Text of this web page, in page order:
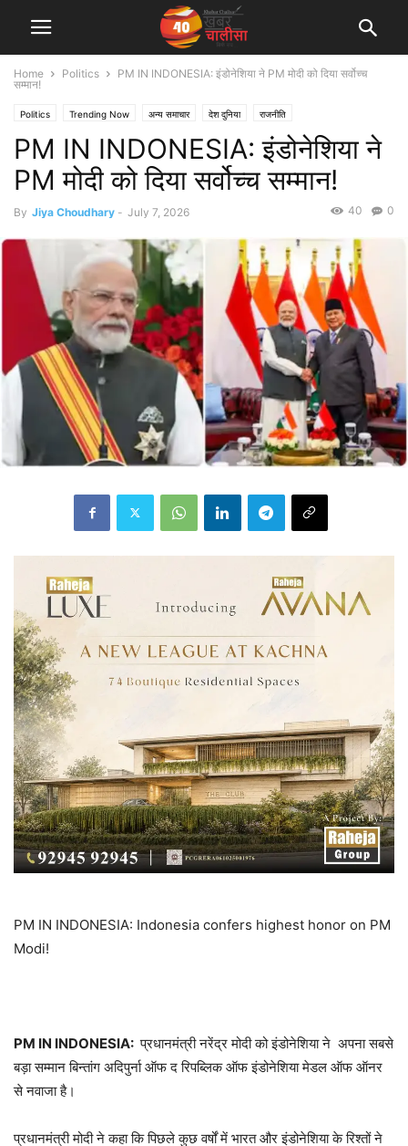
Home Politics
PM IN INDONESIA: इंडोनेशिया ने PM मोदी को दिया सर्वोच्च
सम्मान!
Politics Trending Now अन्य समाचार देश दुनिया राजनीति
PM IN INDONESIA: इंडोनेशिया ने
PM मोदी को दिया सर्वोच्च सम्मान!
By Jiya Choudhary - July 7, 2026 0
40
PM IN INDONESIA: Indonesia confers highest honor on PM
Modi!
PM IN INDONESIA: प्रधानमंत्री नरेंद्र मोदी को इंडोनेशिया ने अपना सबसे
बड़ा सम्मान बिन्तांग अदिपुर्ना ऑफ द रिपब्लिक ऑफ इंडोनेशिया मेडल ऑफ ऑनर
से नवाजा है।
प्रधानमंत्री मोदी ने कहा कि पिछले कुछ वर्षों में भारत और इंडोनेशिया के रिश्तों ने